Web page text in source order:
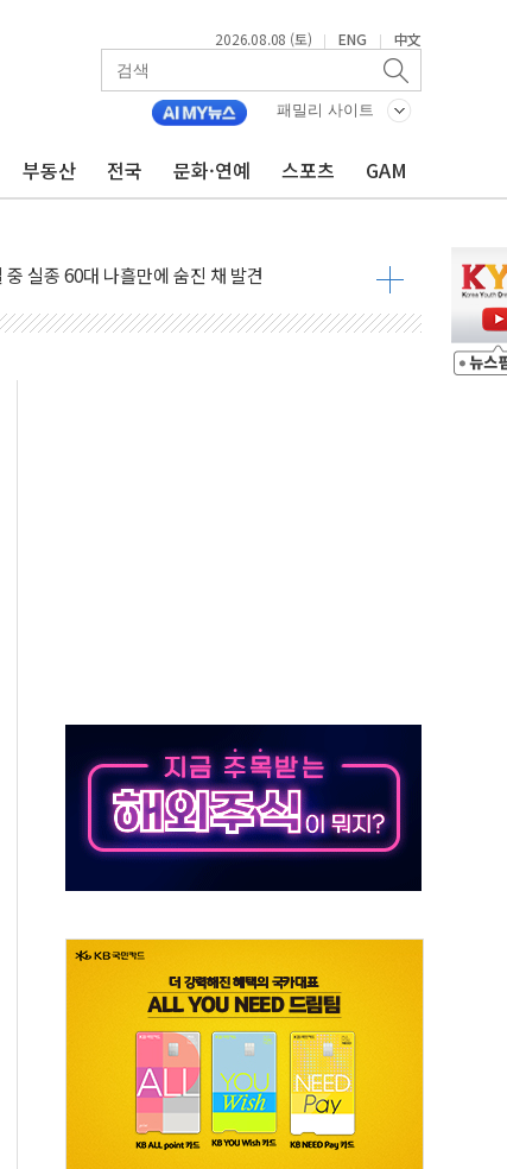
2026.08.08 (토) | ENG | 中文
패밀리 사이트
부동산 전국 문화·연예 스포츠 GAM
(8.10~8.14)
…공습 한계·탄약 부족 현실화
환경미화원 수거차에 치여 사망
동…60대 남성 2명 숨져
터보트 전복…1명 사망·1명 실종
의 날 참석..."국제적 시민 연대로 목소리 내야"
실종 60대 나흘만에 숨진 채 발견
23명…정부, 비상대응기구 가동
베이징도 부동산 규제 철폐
승으로 피서객 7명 고립…전원 구조
' 운영…페르세우스 유성우 관측
50mm 이상 폭우…호우경보 발효
…온열질환 여부 조사
오전 집중 편성…체감온도 38도 넘으면 중단